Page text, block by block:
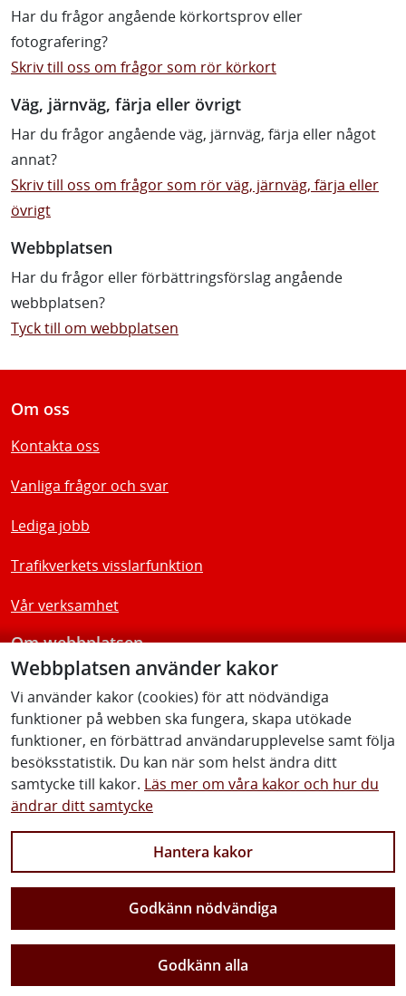
Webbplatsen använder kakor
Vi använder kakor (cookies) för att nödvändiga
funktioner på webben ska fungera, skapa utökade
funktioner, en förbättrad användarupplevelse samt följa
besöksstatistik. Du kan när som helst ändra ditt
samtycke till kakor. Läs mer om våra kakor och hur du
ändrar ditt samtycke
Hantera kakor
Godkänn nödvändiga
Godkänn alla
Har du frågor angående körkortsprov eller
fotografering?
Skriv till oss om frågor som rör körkort
Väg, järnväg, färja eller övrigt
Har du frågor angående väg, järnväg, färja eller något
annat?
Skriv till oss om frågor som rör väg, järnväg, färja eller
övrigt
Webbplatsen
Har du frågor eller förbättringsförslag angående
webbplatsen?
Tyck till om webbplatsen
Vi gör Sverige närmare
Om oss
Kontakta oss
Vanliga frågor och svar
Lediga jobb
Trafikverkets visslarfunktion
Vår verksamhet
Om webbplatsen
Tillgänglighetsredogörelse
Följ oss
Facebook Youtube